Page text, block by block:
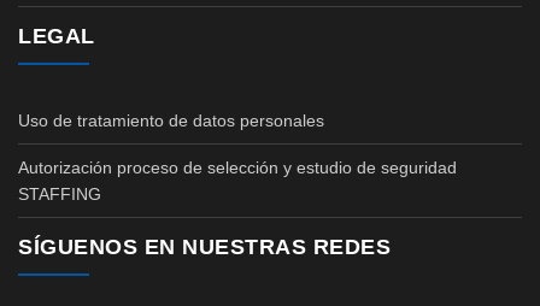
LEGAL
Uso de tratamiento de datos personales
Autorización proceso de selección y estudio de seguridad
STAFFING
SÍGUENOS EN NUESTRAS REDES